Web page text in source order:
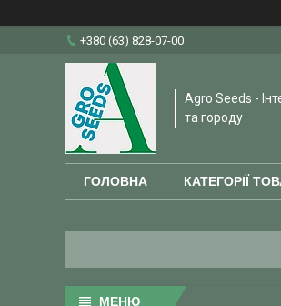
+380 (63) 828-07-00
Agro Seeds -
та городу
ГОЛОВНА КАТЕГОРІЇ